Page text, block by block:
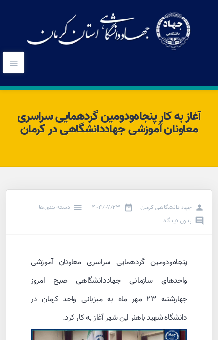
آغاز به کار پنجاه‌ودومین گردهمایی سراسری
معاونان آموزشی جهاددانشگاهی در کرمان
جهاد دانشگاهی کرمان ۱۴۰۴/۰۷/۲۳
دسته بندی‌ها
بدون دیدگاه
پنجاه‌ودومین گردهمایی سراسری معاونان آموزشی
واحدهای سازمانی جهاددانشگاهی صبح امروز
چهارشنبه ۲۳ مهر ماه به میزبانی واحد کرمان در
دانشگاه شهید باهنر این شهر آغاز به کار کرد.